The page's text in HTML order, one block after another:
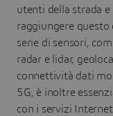
utenti della strada
raggiungere
serie di sensori,
radar e lidar,
connettività dati
5G, è inoltre
con i servizi